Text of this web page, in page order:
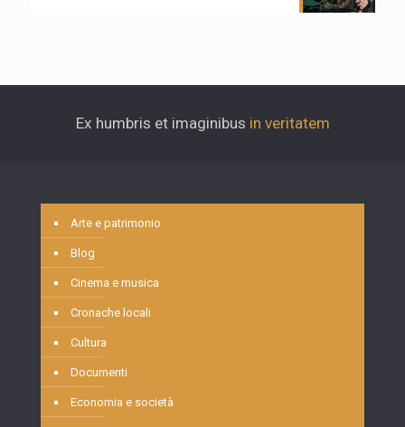
Ex humbris et imaginibus in veritatem
Arte e patrimonio
Blog
Cinema e musica
Cronache locali
Cultura
Documenti
Economia e società